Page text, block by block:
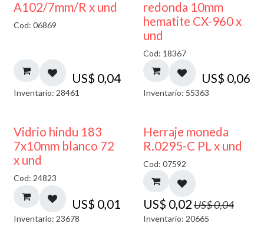
A102/7mm/R x und
Cod: 06869
US$ 0,04
Inventario: 28461
redonda 10mm
hematite CX-960 x
und
Cod: 18367
US$ 0,06
Inventario: 55363
40% DESCUENTO
Vidrio hindu 183
7x10mm blanco 72
x und
Cod: 24823
US$ 0,01
Inventario: 23678
50% DESCUENTO
Herraje moneda
R.0295-C PL x und
Cod: 07592
US$ 0,02US$0,04
Inventario: 20665